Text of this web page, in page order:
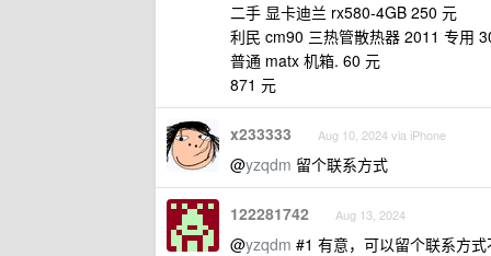
二手 显卡迪兰 rx580-4GB 250 元
利民 cm90 三热管散热器 2011 专用
普通 matx 机箱. 60 元
871 元
x233333 Aug 10, 2024 via iPhone
@yzqdm 留个联系方式
122281742 Aug 13, 2024
@yzqdm #1 有意，可以留个联系方式